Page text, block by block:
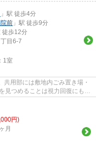
」駅 徒歩4分
前 」駅 徒歩9分
徒歩12分
丁目6-7
1室
用部には敷地内ごみ置き場・
見つめることは視力回復にも繋
円)
月